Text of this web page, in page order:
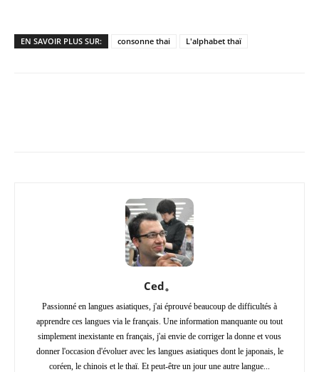
EN SAVOIR PLUS SUR: consonne thai L'alphabet thaï
Ced。
Passionné en langues asiatiques, j'ai éprouvé beaucoup de difficultés à
apprendre ces langues via le français. Une information manquante ou tout
simplement inexistante en français, j'ai envie de corriger la donne et vous
donner l'occasion d'évoluer avec les langues asiatiques dont le japonais, le
coréen, le chinois et le thaï. Et peut-être un jour une autre langue...